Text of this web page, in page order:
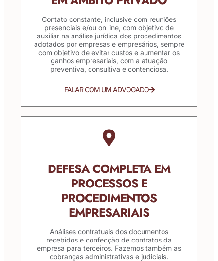
Contato constante, inclusive com reuniões
presenciais e/ou on line, com objetivo de
auxiliar na análise jurídica dos procedimentos
adotados por empresas e empresários, sempre
com objetivo de evitar custos e aumentar os
ganhos empresariais, com a atuação
preventiva, consultiva e contenciosa.
FALAR COM UM ADVOGADO
DEFESA COMPLETA EM
PROCESSOS E
PROCEDIMENTOS
EMPRESARIAIS
Análises contratuais dos documentos
recebidos e confecção de contratos da
empresa para terceiros. Fazemos também as
cobranças administrativas e judiciais.